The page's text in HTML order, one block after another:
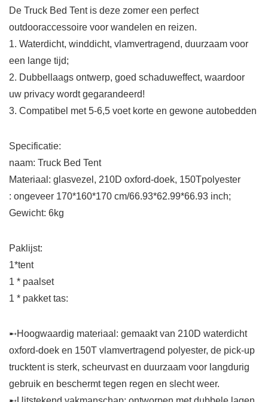
De Truck Bed Tent is deze zomer een perfect
outdooraccessoire voor wandelen en reizen.
1. Waterdicht, winddicht, vlamvertragend, duurzaam voor
een lange tijd;
2. Dubbellaags ontwerp, goed schaduweffect, waardoor
uw privacy wordt gegarandeerd!
3. Compatibel met 5-6,5 voet korte en gewone autobedden
Specificatie:
naam: Truck Bed Tent
Materiaal: glasvezel, 210D oxford-doek, 150Tpolyester
: ongeveer 170*160*170 cm/66.93*62.99*66.93 inch;
Gewicht: 6kg
Paklijst:
1*tent
1 * paalset
1 * pakket tas:
➸Hoogwaardig materiaal: gemaakt van 210D waterdicht
oxford-doek en 150T vlamvertragend polyester, de pick-up
trucktent is sterk, scheurvast en duurzaam voor langdurig
gebruik en beschermt tegen regen en slecht weer.